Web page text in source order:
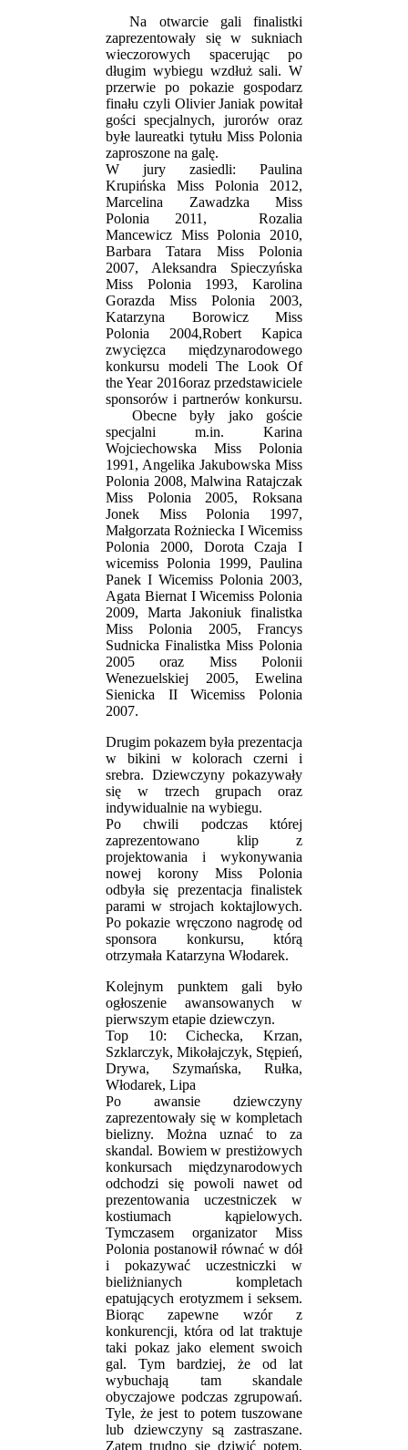
Na otwarcie gali finalistki
zaprezentowały się w sukniach
wieczorowych spacerując po
długim wybiegu wzdłuż sali. W
przerwie po pokazie gospodarz
finału czyli Olivier Janiak powitał
gości specjalnych, jurorów oraz
byłe laureatki tytułu Miss Polonia
zaproszone na galę.
W jury zasiedli: Paulina
Krupińska Miss Polonia 2012,
Marcelina Zawadzka Miss
Polonia 2011,
Rozalia
Mancewicz Miss Polonia 2010,
Barbara Tatara Miss Polonia
2007, Aleksandra Spieczyńska
Miss Polonia 1993, Karolina
Gorazda Miss Polonia 2003,
Katarzyna Borowicz Miss
Polonia 2004,Robert Kapica
zwycięzca międzynarodowego
konkursu modeli The Look Of
the Year 2016oraz przedstawiciele
sponsorów i partnerów konkursu.
Obecne były jako goście
specjalni m.in. Karina
Wojciechowska Miss Polonia
1991, Angelika Jakubowska Miss
Polonia 2008, Malwina Ratajczak
Miss Polonia 2005, Roksana
Jonek Miss Polonia 1997,
Małgorzata Rożniecka I Wicemiss
Polonia 2000, Dorota Czaja I
wicemiss Polonia 1999, Paulina
Panek I Wicemiss Polonia 2003,
Agata Biernat I Wicemiss Polonia
2009, Marta Jakoniuk finalistka
Miss Polonia 2005, Francys
Sudnicka Finalistka Miss Polonia
2005 oraz Miss Polonii
Wenezuelskiej 2005, Ewelina
Sienicka II Wicemiss Polonia
2007.
Drugim pokazem była prezentacja
w bikini w kolorach czerni i
srebra. Dziewczyny pokazywały
się w trzech grupach oraz
indywidualnie na wybiegu.
Po chwili podczas której
zaprezentowano klip z
projektowania i wykonywania
nowej korony Miss Polonia
odbyła się prezentacja finalistek
parami w strojach koktajlowych.
Po pokazie wręczono nagrodę od
sponsora konkursu, którą
otrzymała Katarzyna Włodarek.
Kolejnym punktem gali było
ogłoszenie awansowanych w
pierwszym etapie dziewczyn.
Top 10: Cichecka, Krzan,
Szklarczyk, Mikołajczyk, Stępień,
Drywa, Szymańska, Rułka,
Włodarek, Lipa
Po awansie dziewczyny
zaprezentowały się w kompletach
bielizny. Można uznać to za
skandal. Bowiem w prestiżowych
konkursach międzynarodowych
odchodzi się powoli nawet od
prezentowania uczestniczek w
kostiumach kąpielowych.
Tymczasem organizator Miss
Polonia postanowił równać w dół
i pokazywać uczestniczki w
bieliżnianych kompletach
epatujących erotyzmem i seksem.
Biorąc zapewne wzór z
konkurencji, która od lat traktuje
taki pokaz jako element swoich
gal. Tym bardziej, że od lat
wybuchają tam skandale
obyczajowe podczas zgrupowań.
Tyle, że jest to potem tuszowane
lub dziewczyny są zastraszane.
Zatem trudno się dziwić potem,